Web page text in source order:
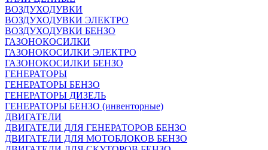
ВОЗДУХОДУВКИ
ВОЗДУХОДУВКИ ЭЛЕКТРО
ВОЗДУХОДУВКИ БЕНЗО
ГАЗОНОКОСИЛКИ
ГАЗОНОКОСИЛКИ ЭЛЕКТРО
ГАЗОНОКОСИЛКИ БЕНЗО
ГЕНЕРАТОРЫ
ГЕНЕРАТОРЫ БЕНЗО
ГЕНЕРАТОРЫ ДИЗЕЛЬ
ГЕНЕРАТОРЫ БЕНЗО (инвенторные)
ДВИГАТЕЛИ
ДВИГАТЕЛИ ДЛЯ ГЕНЕРАТОРОВ БЕНЗО
ДВИГАТЕЛИ ДЛЯ МОТОБЛОКОВ БЕНЗО